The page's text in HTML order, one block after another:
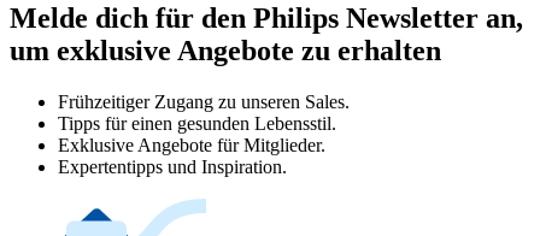
Melde dich für den Philips Newsletter an,
um exklusive Angebote zu erhalten
Frühzeitiger Zugang zu unseren Sales.
Tipps für einen gesunden Lebensstil.
Exklusive Angebote für Mitglieder.
Expertentipps und Inspiration.